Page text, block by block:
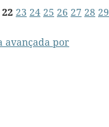
22 23 24 25 26 27 28 29
avançada por